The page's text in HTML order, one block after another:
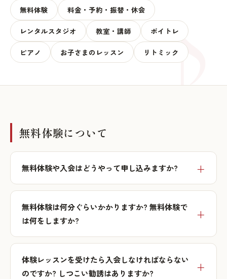
無料体験 料金・予約・振替・休会
レンタルスタジオ 教室・講師 ボイトレ
ピアノ お子さまのレッスン リトミック
無料体験について
無料体験や入会はどうやって申し込みますか?
無料体験は何分ぐらいかかりますか? 無料体験で
は何をしますか?
体験レッスンを受けたら入会しなければならない
のですか? しつこい勧誘はありますか?